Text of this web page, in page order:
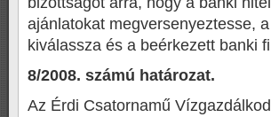
ajánlatokat megversenyeztesse,
kiválassza és a beérkezett banki
8/2008. számú határozat.
Az Érdi Csatornamű